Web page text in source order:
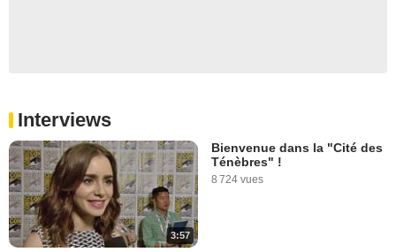
Interviews
3:57
Bienvenue dans la "Cité des
Ténèbres" !
8 724 vues